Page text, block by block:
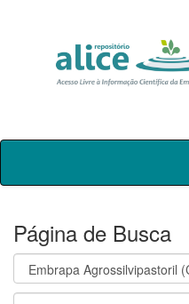
Skip
Página de Busca